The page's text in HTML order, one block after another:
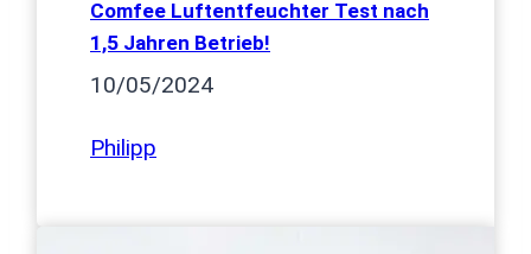
Comfee Luftentfeuchter Test nach
1,5 Jahren Betrieb!
10/05/2024
Philipp